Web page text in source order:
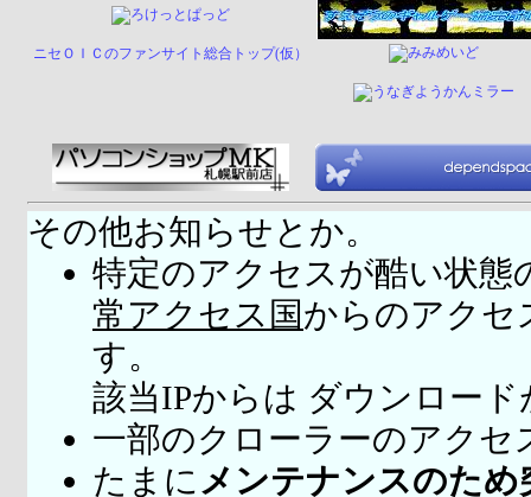
ニセＯＩＣのファンサイト総合トップ(仮）
その他お知らせとか。
特定のアクセスが酷い状態
常アクセス国からのアクセ
す。
該当IPからは ダウンロー
一部のクローラーのアクセ
たまに メンテナンスのため